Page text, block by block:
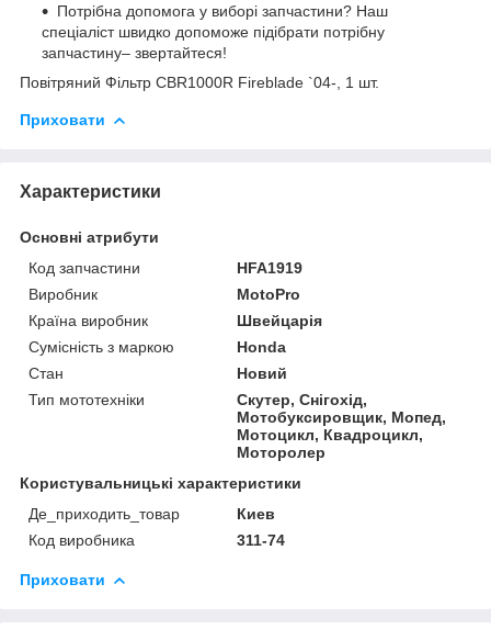
Потрібна допомога у виборі запчастини? Наш
спеціаліст швидко допоможе підібрати потрібну
запчастину– звертайтеся!
Повітряний Фільтр CBR1000R Fireblade `04-, 1 шт.
Приховати
Характеристики
Основні атрибути
Код запчастини
HFA1919
Виробник
MotoPro
Країна виробник
Швейцарія
Сумісність з маркою
Honda
Стан
Новий
Тип мототехніки
Скутер, Снігохід,
Мотобуксировщик, Мопед,
Мотоцикл, Квадроцикл,
Моторолер
Користувальницькі характеристики
Де_приходить_товар
Киев
Код виробника
311-74
Приховати